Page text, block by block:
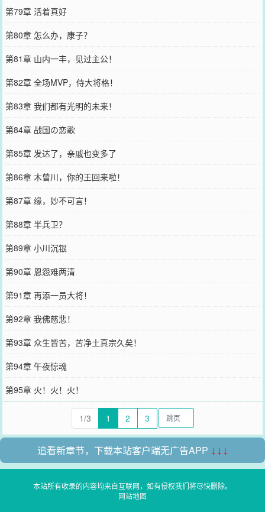
第79章 活着真好
第80章 怎么办，康子？
第81章 山内一丰，见过主公！
第82章 全场MVP，侍大将格！
第83章 我们都有光明的未来！
第84章 战国の恋歌
第85章 发达了，亲戚也变多了
第86章 木曾川，你的王回来啦！
第87章 缘，妙不可言！
第88章 半兵卫？
第89章 小川沉银
第90章 恩怨难两清
第91章 再添一员大将！
第92章 我佛慈悲！
第93章 众生皆苦，苦净土真宗久矣！
第94章 午夜惊魂
第95章 火！火！火！
1/3 1 2 3
追看新章节，下载本站客户端无广告APP ↓↓↓
本站所有收录的内容均来自互联网，如有侵权我们将尽快删除。
网站地图